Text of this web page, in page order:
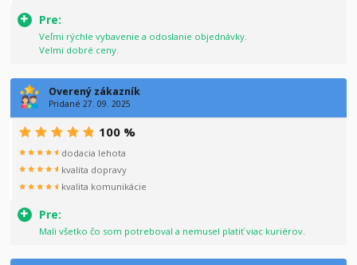
Pre:
Veľmi rýchle vybavenie a odoslanie objednávky.
Velmi dobré ceny.
Overený zákazník
Pridané 27. 09. 2025
Pre:
Mali všetko čo som potreboval a nemusel platiť viac kuriérov.
100 %
dodacia lehota
kvalita dopravy
kvalita komunikácie